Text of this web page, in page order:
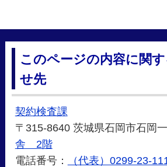
このページの内容に関
せ先
契約検査課
〒315-8640 茨城県石岡市石岡
舎 2階
電話番号：
（代表）0299-23-